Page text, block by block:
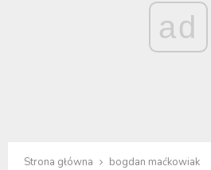
ad
Strona główna bogdan maćkowiak